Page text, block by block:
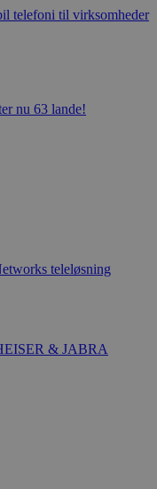
nu 63 lande!
teleløsning
& JABRA